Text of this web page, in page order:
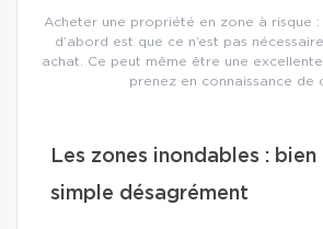
Acheter une propriété en zone à risque :
d’abord est que ce n’est pas
achat. Ce peut même être une
prenez en connaissance de
Les zones inondables : bien
simple désagrément